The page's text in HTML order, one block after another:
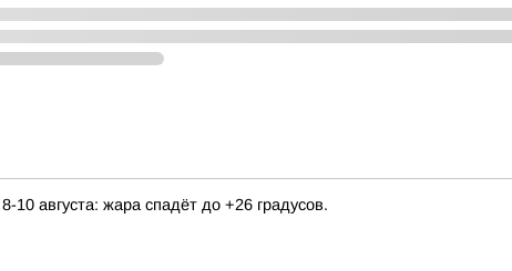
10 августа: жара спадёт до +26 градусов.